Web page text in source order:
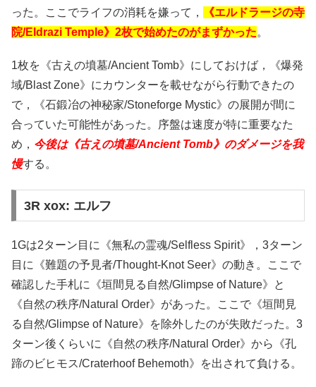
った。ここでライフの消耗を嫌って，
《エルドラージの寺
院/Eldrazi Temple》2枚で始めたのがまずかった。
1枚を《古えの墳墓/Ancient Tomb》にしておけば，《爆発
域/Blast Zone》にカウンターを載せながら行動できたの
で，《石鍛冶の神秘家/Stoneforge Mystic》の展開が間に
合っていた可能性があった。序盤は速度が特に重要なた
め， 今後は《古えの墳墓/Ancient Tomb》のダメージを我
慢する。
3R xox: エルフ
1Gは2ターン目に《無私の霊魂/Selfless Spirit》，3ターン
目に《難題の予見者/Thought-Knot Seer》の動き。ここで
確認した手札に《垣間見る自然/Glimpse of Nature》と
《自然の秩序/Natural Order》があった。ここで《垣間見
る自然/Glimpse of Nature》を除外したのが失敗だった。3
ターン後くらいに《自然の秩序/Natural Order》から《孔
蹄のビヒモス/Craterhoof Behemoth》を出されて負ける。